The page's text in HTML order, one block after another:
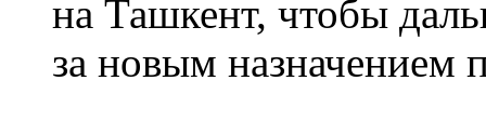
на Ташкент, чтобы
за новым назначением